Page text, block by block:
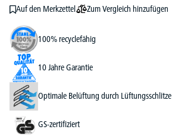
Auf den Merkzettel Zum Vergleich hinzufügen
100% recyclefähig
10 Jahre Garantie
Optimale Belüftung durch Lüftungsschlitze
GS-zertifiziert